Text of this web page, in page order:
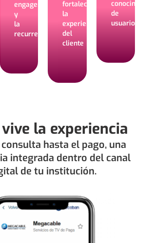
engagement
y
la
recurrencia
fortalece
la
experiencia
del
cliente
de
usuario
la experiencia
hasta el pago, una
integrada dentro del canal
de tu institución.